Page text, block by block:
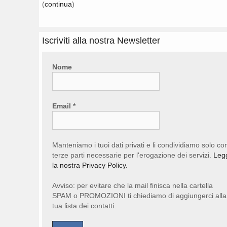
(continua)
Iscriviti alla nostra Newsletter
Nome
Email *
Manteniamo i tuoi dati privati e li condividiamo solo
terze parti necessarie per l'erogazione dei servizi.
la nostra Privacy Policy.
Avviso: per evitare che la mail finisca nella cartella
SPAM o PROMOZIONI ti chiediamo di aggiungerci alla
tua lista dei contatti.